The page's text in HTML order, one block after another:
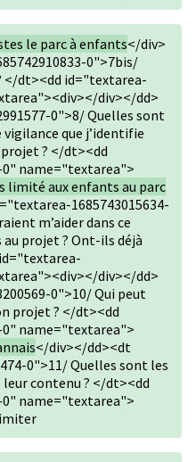
le parc à enfants</div>
0">7bis/
</dt><dd id="textarea-
div></dd>
0">8/ Quelles sont
que j’identifie
? </dt><dd
0" name="textarea">
limité aux enfants au parc
1685743015634-
m’aider dans ce
projet ? Ont-ils déjà
div></dd>
0">10/ Qui peut
projet ? </dt><dd
0" name="textarea">
</div></dd><dt
0">11/ Quelles sont les
contenu ? </dt><dd
0" name="textarea">